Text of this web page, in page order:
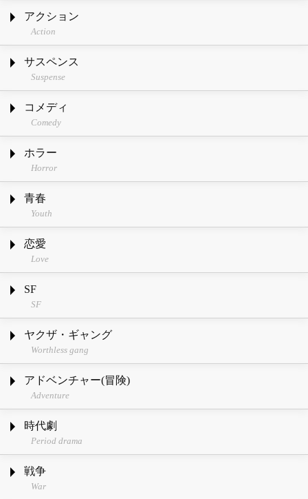
アクション
Action
サスペンス
Suspense
コメディ
Comedy
ホラー
Horror
青春
Youth
恋愛
Love
SF
SF
ヤクザ・ギャング
Worthless gang
アドベンチャー(冒険)
Adventure
時代劇
Period drama
戦争
War